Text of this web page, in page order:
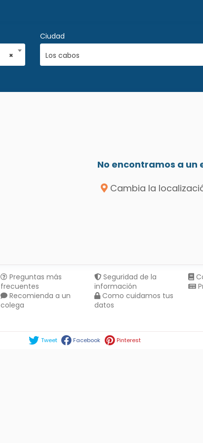
×
Ciudad
Los cabos
No encontramos a
Cambia la
Preguntas más
frecuentes
Recomienda a un
colega
Seguridad de la
información
Como cuidamos tus
datos
Tweet Facebook Pinterest